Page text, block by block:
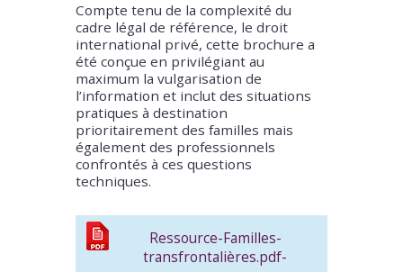
Compte tenu de la complexité du
cadre légal de référence, le droit
international privé, cette brochure a
été conçue en privilégiant au
maximum la vulgarisation de
l’information et inclut des situations
pratiques à destination
prioritairement des familles mais
également des professionnels
confrontés à ces questions
techniques.
Ressource-Familles-
transfrontalières.pdf-